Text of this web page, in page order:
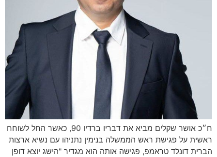
ח״כ אושר שקלים מביא את דבריו ברדיו 90, כאשר החל לשוחח
ראשית על פגישת ראש הממשלה בנימין נתניהו עם נשיא ארצות
הברית דונלד טראמפ, פגישה אותה הוא מגדיר "הישג יוצא דופן